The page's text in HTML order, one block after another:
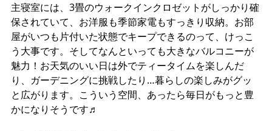
主寝室には、3畳のウォークインクロゼットがしっかり確
保されていて、お洋服も季節家電もすっきり収納。お部
屋がいつも片付いた状態でキープできるのって、けっこ
う大事です。そしてなんといっても大きなバルコニーが
魅力！お天気のいい日は外でティータイムを楽しんだ
り、ガーデニングに挑戦したり…暮らしの楽しみがグッ
と広がります。こういう空間、あったら毎日がもっと豊
かになりそうです♬